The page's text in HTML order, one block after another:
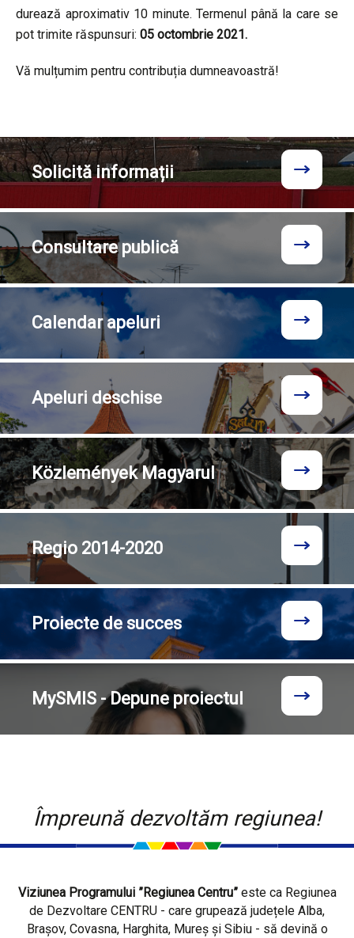
durează aproximativ 10 minute. Termenul până la care se
pot trimite răspunsuri: 05 octombrie 2021.
Vă mulțumim pentru contribuția dumneavoastră!
Solicităinformații
Consultarepublică
Calendarapeluri
Apeluri deschise
KözleményekMagyarul
Regio 2014-2020
Proiecte de succes
MySMIS - Depune proiectul
Împreună dezvoltăm regiunea!
Viziunea Programului ”Regiunea Centru”este ca Regiunea
de Dezvoltare CENTRU - care grupează județele Alba,
Brașov, Covasna, Harghita, Mureș și Sibiu - să devină o